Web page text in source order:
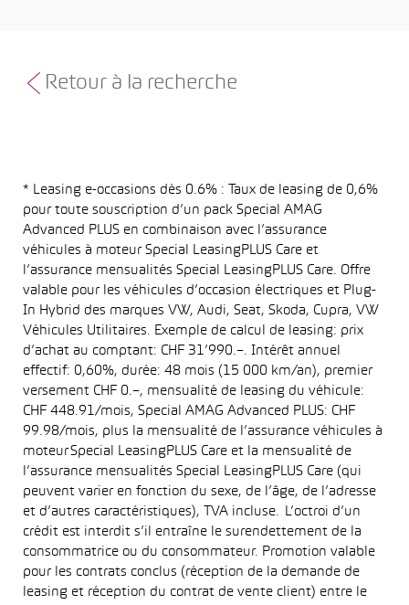
Retour à la recherche
* Leasing e-occasions dès 0.6% : Taux de leasing de 0,6%
pour toute souscription d’un pack Special AMAG
Advanced PLUS en combinaison avec l’assurance
véhicules à moteur Special LeasingPLUS Care et
l’assurance mensualités Special LeasingPLUS Care. Offre
valable pour les véhicules d’occasion électriques et Plug-
In Hybrid des marques VW, Audi, Seat, Skoda, Cupra, VW
Véhicules Utilitaires. Exemple de calcul de leasing: prix
d’achat au comptant: CHF 31’990.–. Intérêt annuel
effectif: 0,60%, durée: 48 mois (15 000 km/an), premier
versement CHF 0.–, mensualité de leasing du véhicule:
CHF 448.91/mois, Special AMAG Advanced PLUS: CHF
99.98/mois, plus la mensualité de l’assurance véhicules à
moteur Special LeasingPLUS Care et la mensualité de
l’assurance mensualités Special LeasingPLUS Care (qui
peuvent varier en fonction du sexe, de l’âge, de l’adresse
et d’autres caractéristiques), TVA incluse. L’octroi d’un
crédit est interdit s’il entraîne le surendettement de la
consommatrice ou du consommateur. Promotion valable
pour les contrats conclus (réception de la demande de
leasing et réception du contrat de vente client) entre le